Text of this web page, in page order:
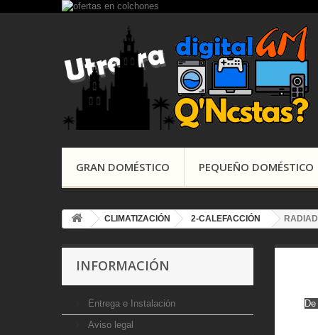
GRAN DOMÉSTICO PEQUEÑO DOMÉSTICO
CLIMATIZACIÓN 2-CALEFACCIÓN
INFORMACIÓN
Entrega e Instalación
Aviso legal